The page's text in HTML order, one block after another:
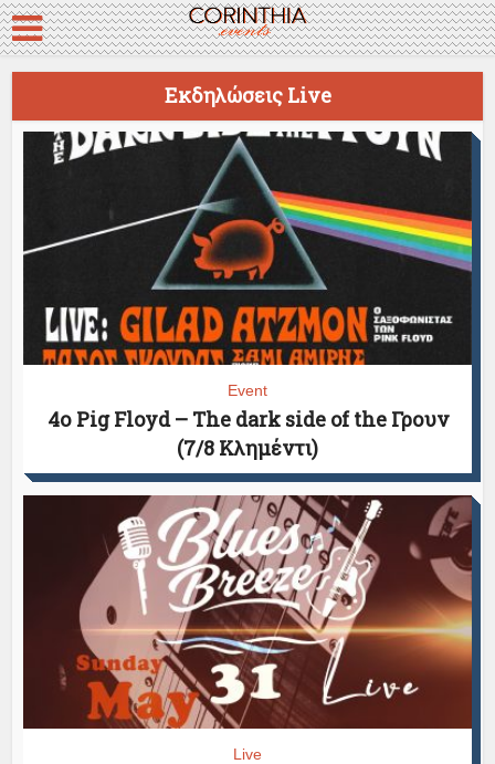
Εκδηλώσεις Live
Event
4ο Pig Floyd – The dark side of the Γρουν
(7/8 Κλημέντι)
Live